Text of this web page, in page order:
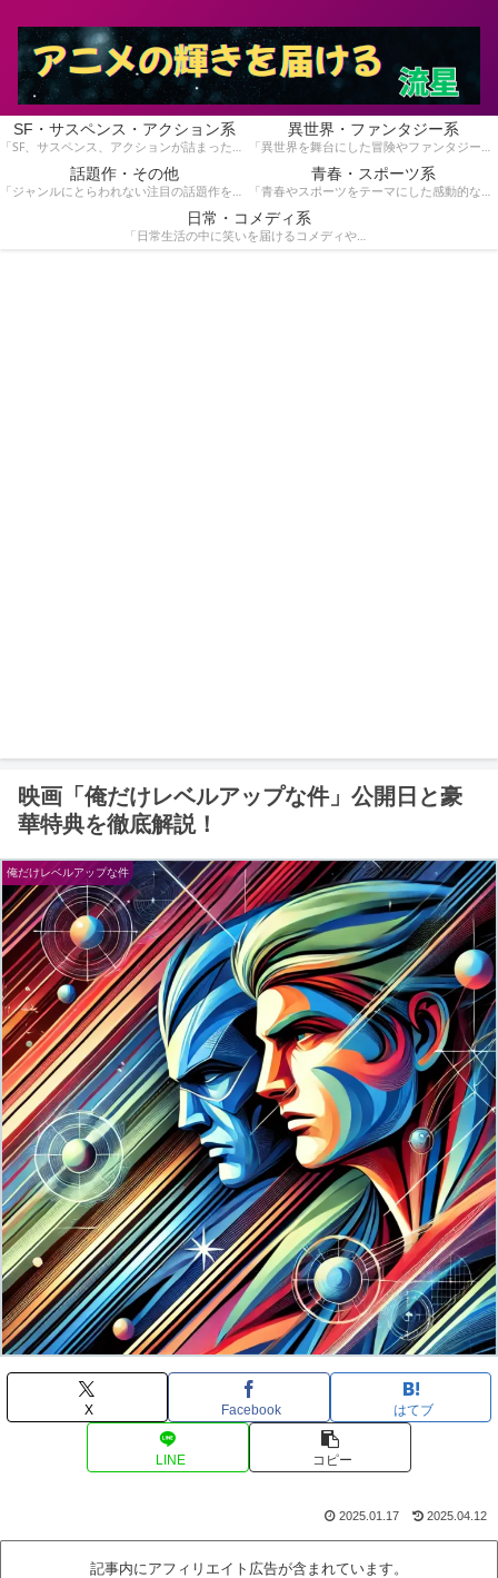
SF・サスペンス・アクション系 異世界・ファンタジー系
話題作・その他 青春・スポーツ系
日常・コメディ系
映画「俺だけレベルアップな件」公開日と豪
華特典を徹底解説！
俺だけレベルアップな件
X Facebook はてブ
LINE コピー
2025.01.17 2025.04.12
記事内にアフィリエイト広告が含まれています。